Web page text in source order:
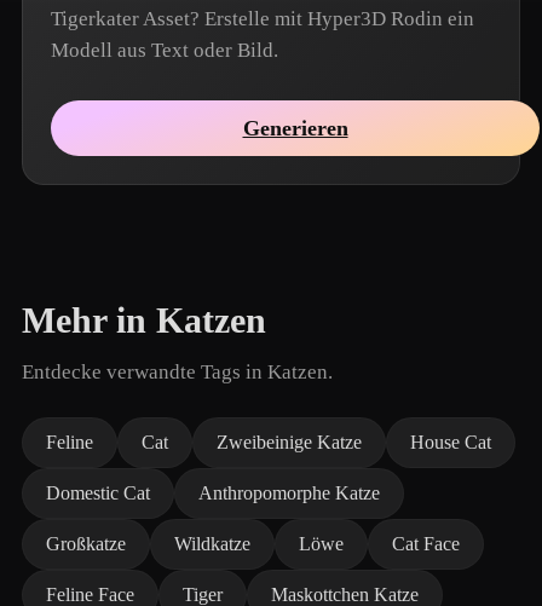
Tigerkater Asset? Erstelle mit Hyper3D Rodin ein
Modell aus Text oder Bild.
Generieren
Mehr in Katzen
Entdecke verwandte Tags in Katzen.
Feline Cat Zweibeinige Katze House Cat
Domestic Cat Anthropomorphe Katze
Großkatze Wildkatze Löwe Cat Face
Feline Face Tiger Maskottchen Katze